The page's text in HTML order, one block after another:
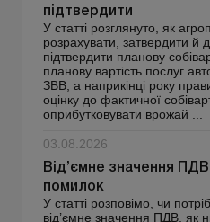
підтвердити
У статті розглянуто, як
розрахувати, затвердити й
підтвердити планову
планову вартість послуг
ЗВВ, а наприкінці року
оцінку до фактичної
оприбутковувати врожай ...
03.08.2026
Від’ємне значення
помилок
У статті розповімо, чи
від’ємне значення ПДВ, як